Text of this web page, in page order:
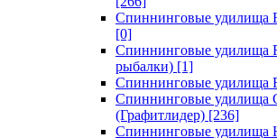
Спиннинговые удилища
[0]
Спиннинговые удилища
рыбалки) [1]
Спиннинговые
Спиннинговые удилища
(Графитлидер) [236]
Спиннинговые удилища